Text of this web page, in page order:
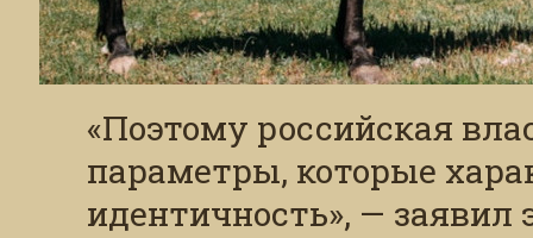
«Поэтому российская
параметры, которые
идентичность», — заявил